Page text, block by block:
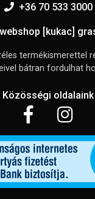
+36 70 533 3000
webshop [kukac]
termékismerettel
bátran fordulhat
Közösségi oldalaink